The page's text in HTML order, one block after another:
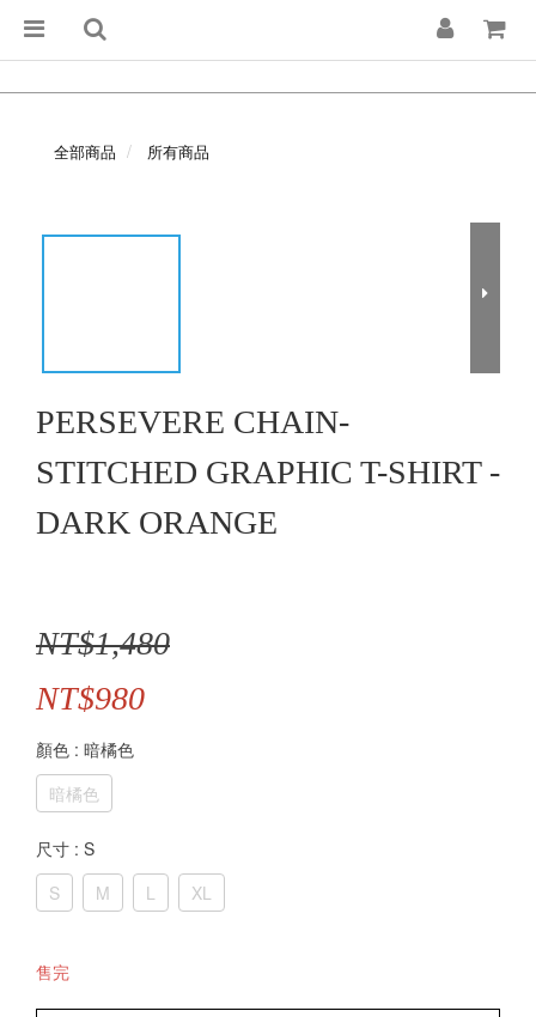
全部商品 所有商品
PERSEVERE CHAIN-
STITCHED GRAPHIC T-SHIRT -
DARK ORANGE
NT$1,480
NT$980
顏色 : 暗橘色
暗橘色
尺寸 : S
S
M L XL
售完